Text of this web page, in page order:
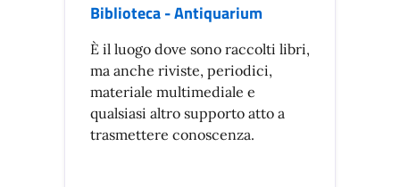
Biblioteca - Antiquarium
È il luogo dove sono raccolti libri,
ma anche riviste, periodici,
materiale multimediale e
qualsiasi altro supporto atto a
trasmettere conoscenza.